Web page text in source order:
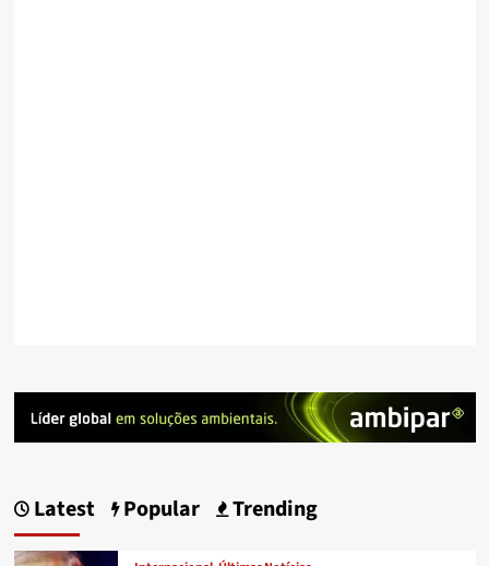
Latest Popular Trending